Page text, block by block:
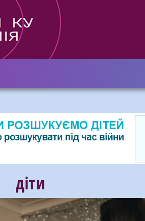
діти